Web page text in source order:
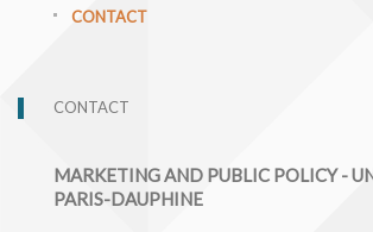
CONTACT
CONTACT
MARKETING AND PUBLIC POLICY -
PARIS-DAUPHINE